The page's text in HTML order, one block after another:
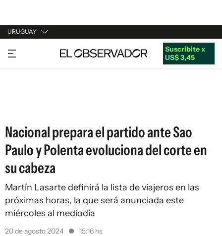
URUGUAY
URUGUAY
ARGENTINA
Suscribite x
US$ 3,45
Nacional prepara el partido ante Sao
Paulo y Polenta evoluciona del corte en
su cabeza
Martín Lasarte definirá la lista de viajeros en las
próximas horas, la que será anunciada este
miércoles al mediodía
20 de agosto 2024 15:16 hs